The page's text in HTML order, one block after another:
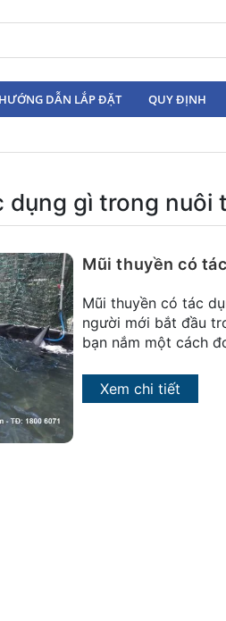
HƯỚNG DẪN LẮP ĐẶT QUY ĐỊNH
dụng gì trong nuôi
Mũi thuyền có
Mũi thuyền có tác
người mới bắt đầu
bạn nắm một cách
Xem chi tiết